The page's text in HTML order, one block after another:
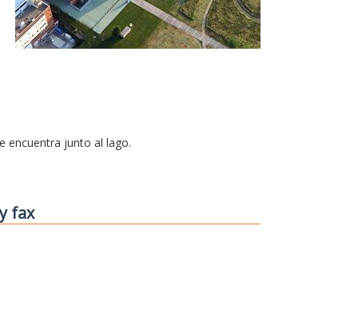
encuentra junto al lago.
fax